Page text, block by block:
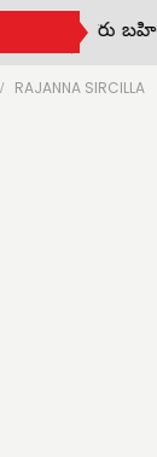
గ్రూప్ పోరు
RAJANNA SIRCILLA